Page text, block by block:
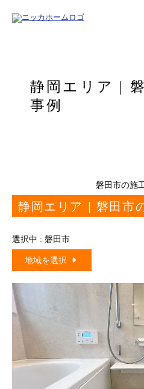
静岡エリア |
事例
磐田市の施
静岡エリア | 磐田市
選択中 : 磐田市
地域を選択